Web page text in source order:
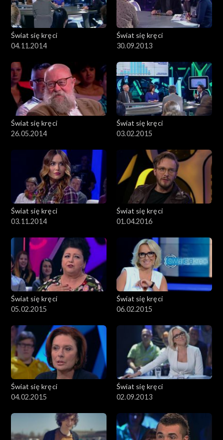
Świat się kręci
04.11.2014
Świat się kręci
30.09.2013
Świat się kręci
26.05.2014
Świat się kręci
03.02.2015
Świat się kręci
03.11.2014
Świat się kręci
01.04.2016
Świat się kręci
05.02.2015
Świat się kręci
06.02.2015
Świat się kręci
04.02.2015
Świat się kręci
02.09.2013